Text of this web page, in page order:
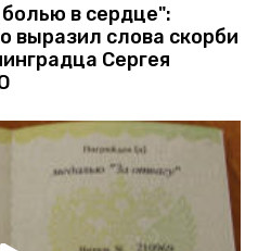
в сердце":
выразил слова скорби
Сергея